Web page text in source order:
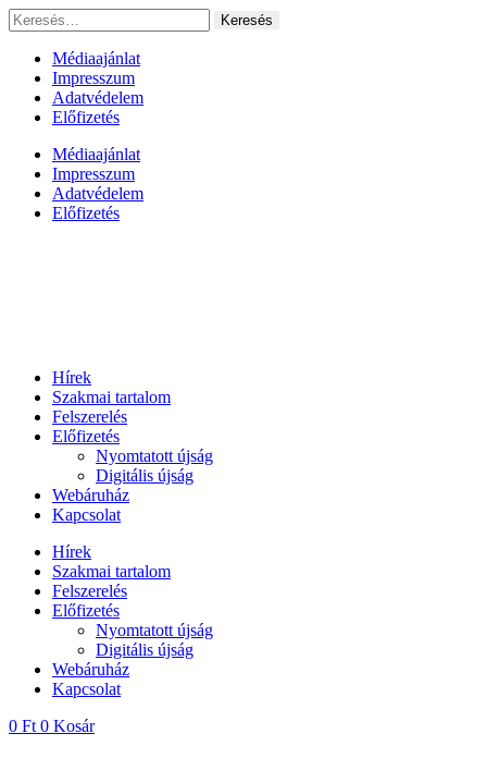
Ugrás
a
tartalomhoz
Keresés:
Médiaajánlat
Impresszum
Adatvédelem
Előfizetés
Médiaajánlat
Impresszum
Adatvédelem
Előfizetés
Hírek
Szakmai tartalom
Felszerelés
Előfizetés
Nyomtatott újság
Digitális újság
Webáruház
Kapcsolat
Hírek
Szakmai tartalom
Felszerelés
Előfizetés
Nyomtatott újság
Digitális újság
Webáruház
Kapcsolat
0 Ft 0 Kosár